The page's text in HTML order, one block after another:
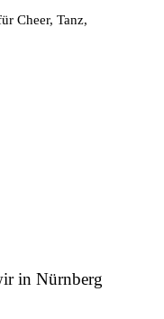
Cheer, Tanz,
in Nürnberg